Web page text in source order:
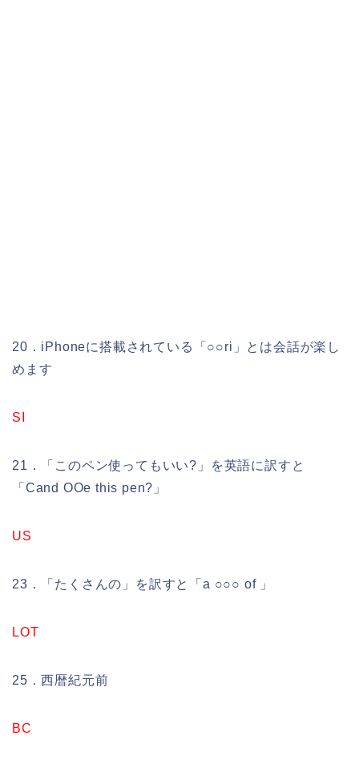
20．iPhoneに搭載されている「○○ri」とは会話が楽し
めます
SI
21．「このペン使ってもいい?」を英語に訳すと
「Cand OOe this pen?」
US
23．「たくさんの」を訳すと「a ○○○ of 」
LOT
25．西暦紀元前
BC